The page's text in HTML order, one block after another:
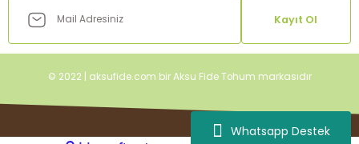
Whatsapp Destek
Kayıt Ol
© 2022 | aksufide.com bir Aksu Fide Tohum markasıdır